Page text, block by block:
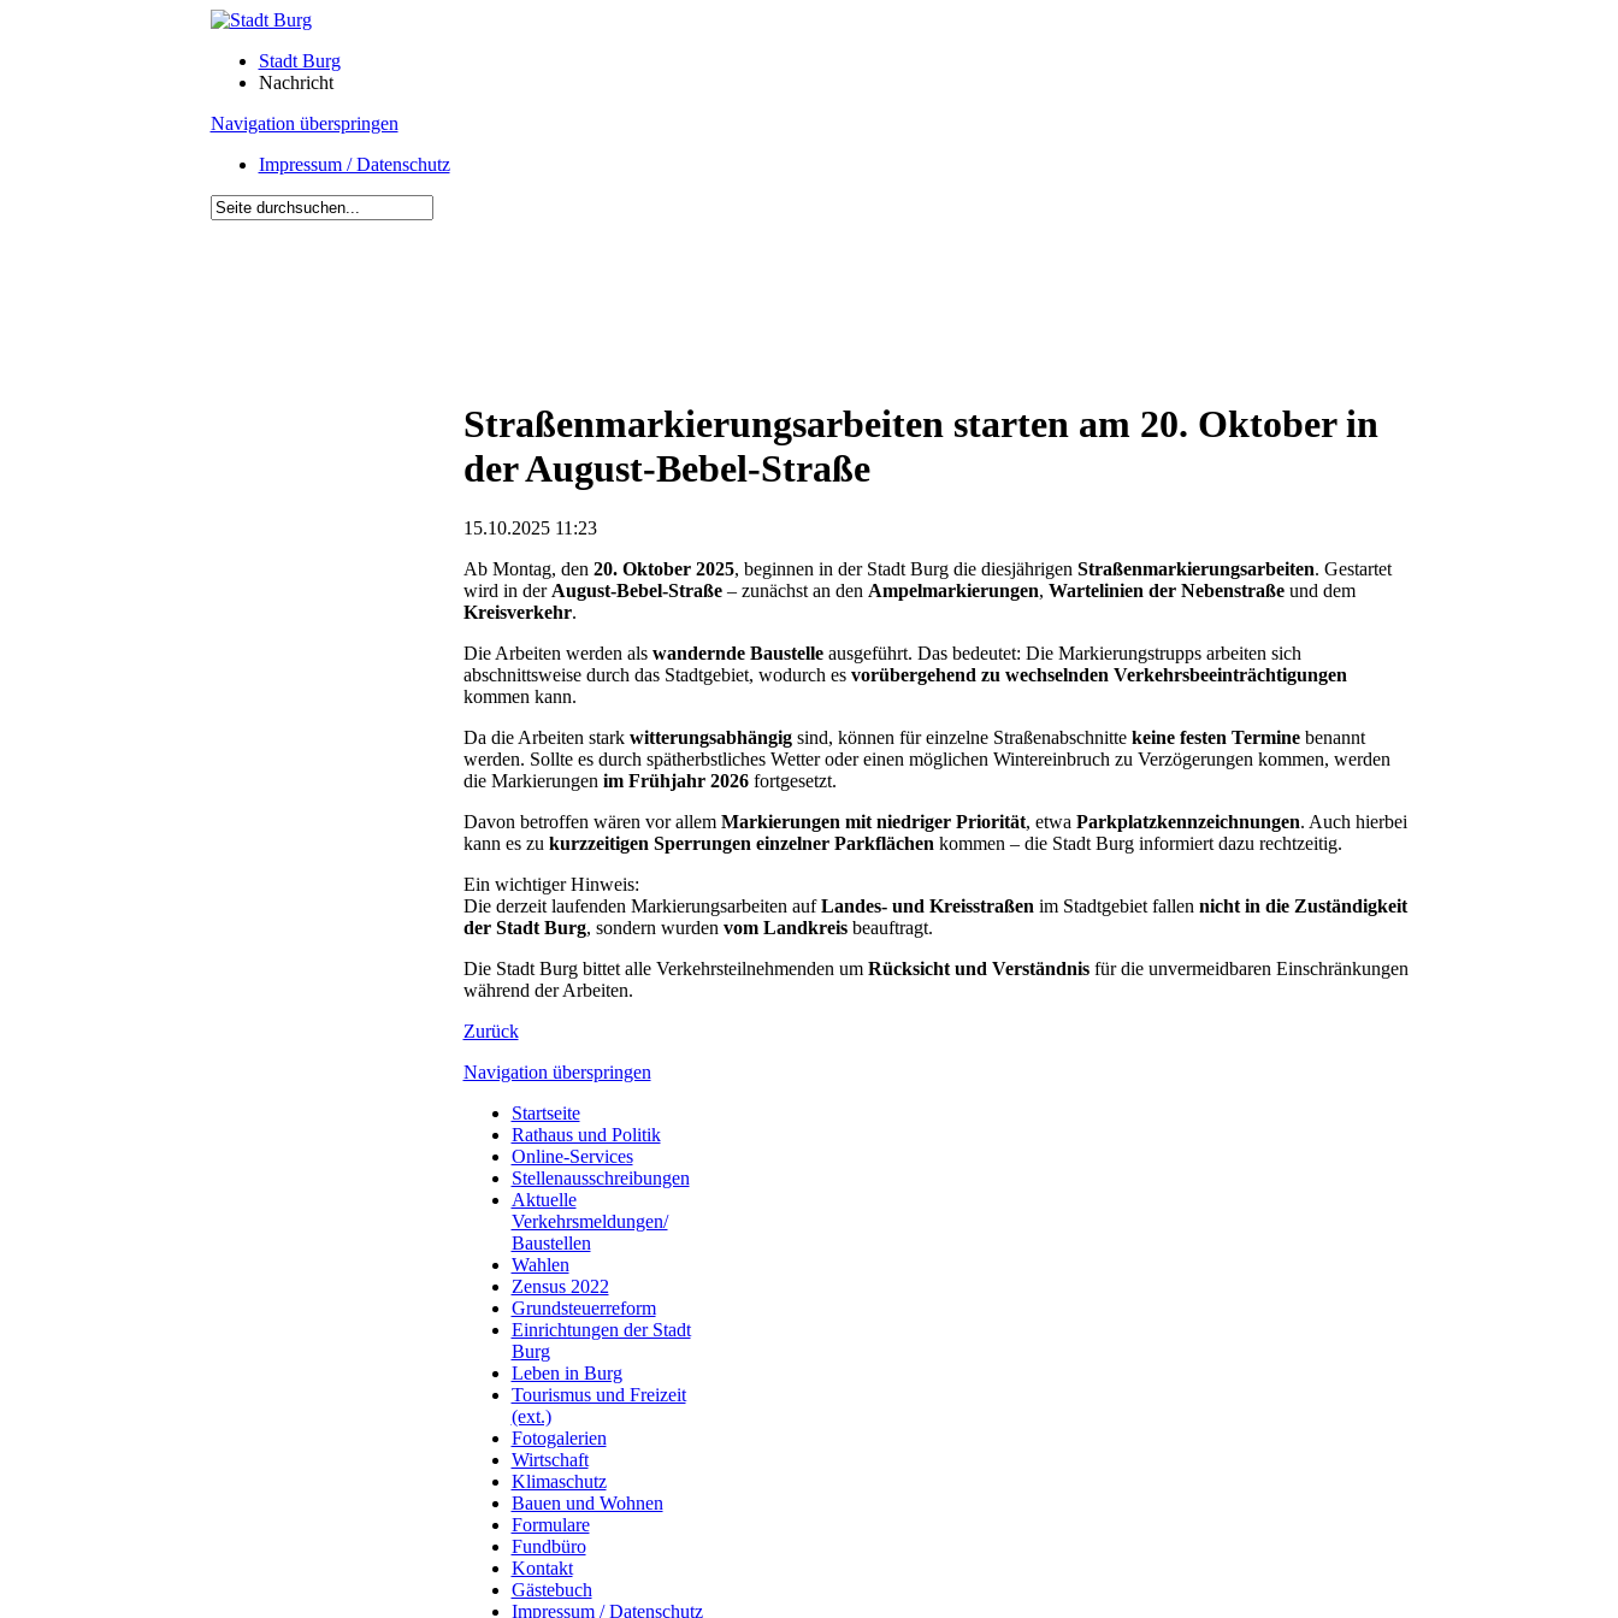
Stadt Burg
Nachricht
Navigation überspringen
Impressum / Datenschutz
Straßenmarkierungsarbeiten starten am 20. Oktober in
der August-Bebel-Straße
15.10.2025 11:23
Ab Montag, den 20. Oktober 2025, beginnen in der Stadt Burg die diesjährigen Straßenmarkierungsarbeiten. Gestartet
wird in der August-Bebel-Straße– zunächst an den Ampelmarkierungen, Wartelinien der Nebenstraßeund dem
Kreisverkehr.
Die Arbeiten werden als wandernde Baustelleausgeführt. Das bedeutet: Die Markierungstrupps arbeiten sich
abschnittsweise durch das Stadtgebiet, wodurch es vorübergehend zu wechselnden Verkehrsbeeinträchtigungen
kommen kann.
Da die Arbeiten stark witterungsabhängigsind, können für einzelne Straßenabschnitte keine festen Terminebenannt
werden. Sollte es durch spätherbstliches Wetter oder einen möglichen Wintereinbruch zu Verzögerungen kommen, werden
die Markierungen im Frühjahr 2026fortgesetzt.
Davon betroffen wären vor allem Markierungen mit niedriger Priorität, etwa Parkplatzkennzeichnungen. Auch hierbei
kann es zu kurzzeitigen Sperrungen einzelner Parkflächen kommen – die Stadt Burg informiert dazu rechtzeitig.
Ein wichtiger Hinweis:
Die derzeit laufenden Markierungsarbeiten aufLandes- und Kreisstraßen im Stadtgebiet fallen nicht in die Zuständigkeit
der Stadt Burg, sondern wurden vom Landkreisbeauftragt.
Die Stadt Burg bittet alle Verkehrsteilnehmenden um Rücksicht und Verständnisfür die unvermeidbaren Einschränkungen
während der Arbeiten.
Zurück
Navigation überspringen
Startseite
Rathaus und Politik
Online-Services
Stellenausschreibungen
Aktuelle
Verkehrsmeldungen/
Baustellen
Wahlen
Zensus 2022
Grundsteuerreform
Einrichtungen der Stadt
Burg
Leben in Burg
Tourismus und Freizeit
(ext.)
Fotogalerien
Wirtschaft
Klimaschutz
Bauen und Wohnen
Formulare
Fundbüro
Kontakt
Gästebuch
Impressum / Datenschutz